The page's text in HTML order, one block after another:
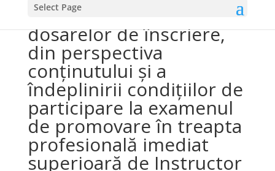
Select Page
REZULTATUL selecției
dosarelor de înscriere,
din perspectiva
conținutului și a
îndeplinirii condițiilor de
participare la examenul
de promovare în treapta
profesională imediat
superioară de Instructor